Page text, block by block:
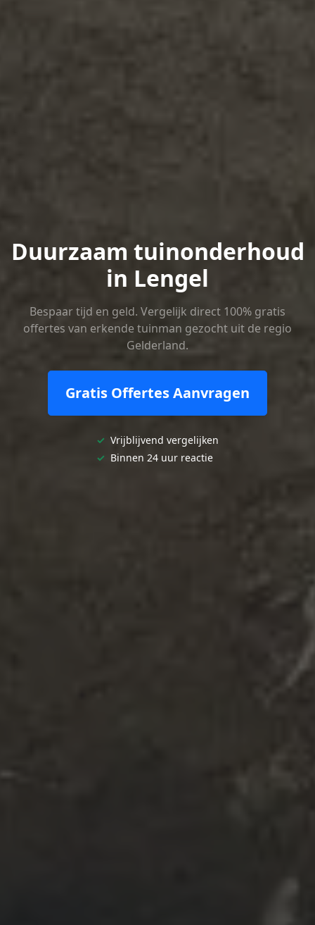
Duurzaam tuinonderhoud
in Lengel
Bespaar tijd en geld. Vergelijk direct 100% gratis
offertes van erkende tuinman gezocht uit de regio
Gelderland.
Gratis Offertes Aanvragen
✓ Vrijblijvend vergelijken
✓ Binnen 24 uur reactie